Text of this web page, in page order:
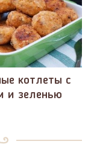
котлеты с
и зеленью